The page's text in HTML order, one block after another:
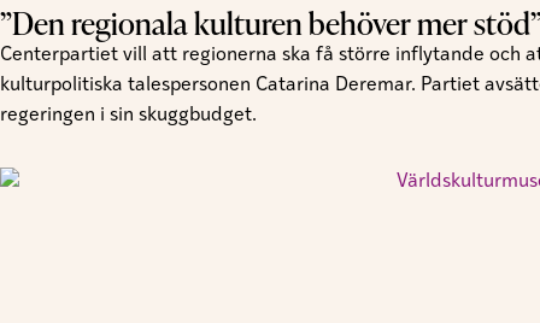
”Den regionala kulturen behöver mer
Centerpartiet vill att regionerna ska få större inflytande och
kulturpolitiska talespersonen Catarina Deremar. Partiet
regeringen i sin skuggbudget.